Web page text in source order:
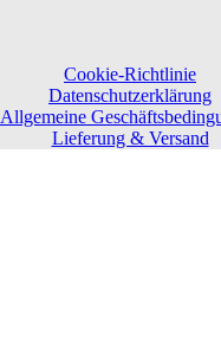
Cookie-Richtlinie
Datenschutzerklärung
Allgemeine
Lieferung & Versand